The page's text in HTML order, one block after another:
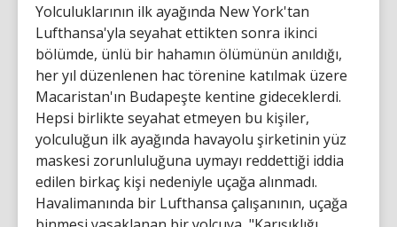
Yolculuklarının ilk ayağında New York'tan
Lufthansa'yla seyahat ettikten sonra ikinci
bölümde, ünlü bir hahamın ölümünün anıldığı,
her yıl düzenlenen hac törenine katılmak üzere
Macaristan'ın Budapeşte kentine gideceklerdi.
Hepsi birlikte seyahat etmeyen bu kişiler,
yolculuğun ilk ayağında havayolu şirketinin yüz
maskesi zorunluluğuna uymayı reddettiği iddia
edilen birkaç kişi nedeniyle uçağa alınmadı.
Havalimanında bir Lufthansa çalışanının, uçağa